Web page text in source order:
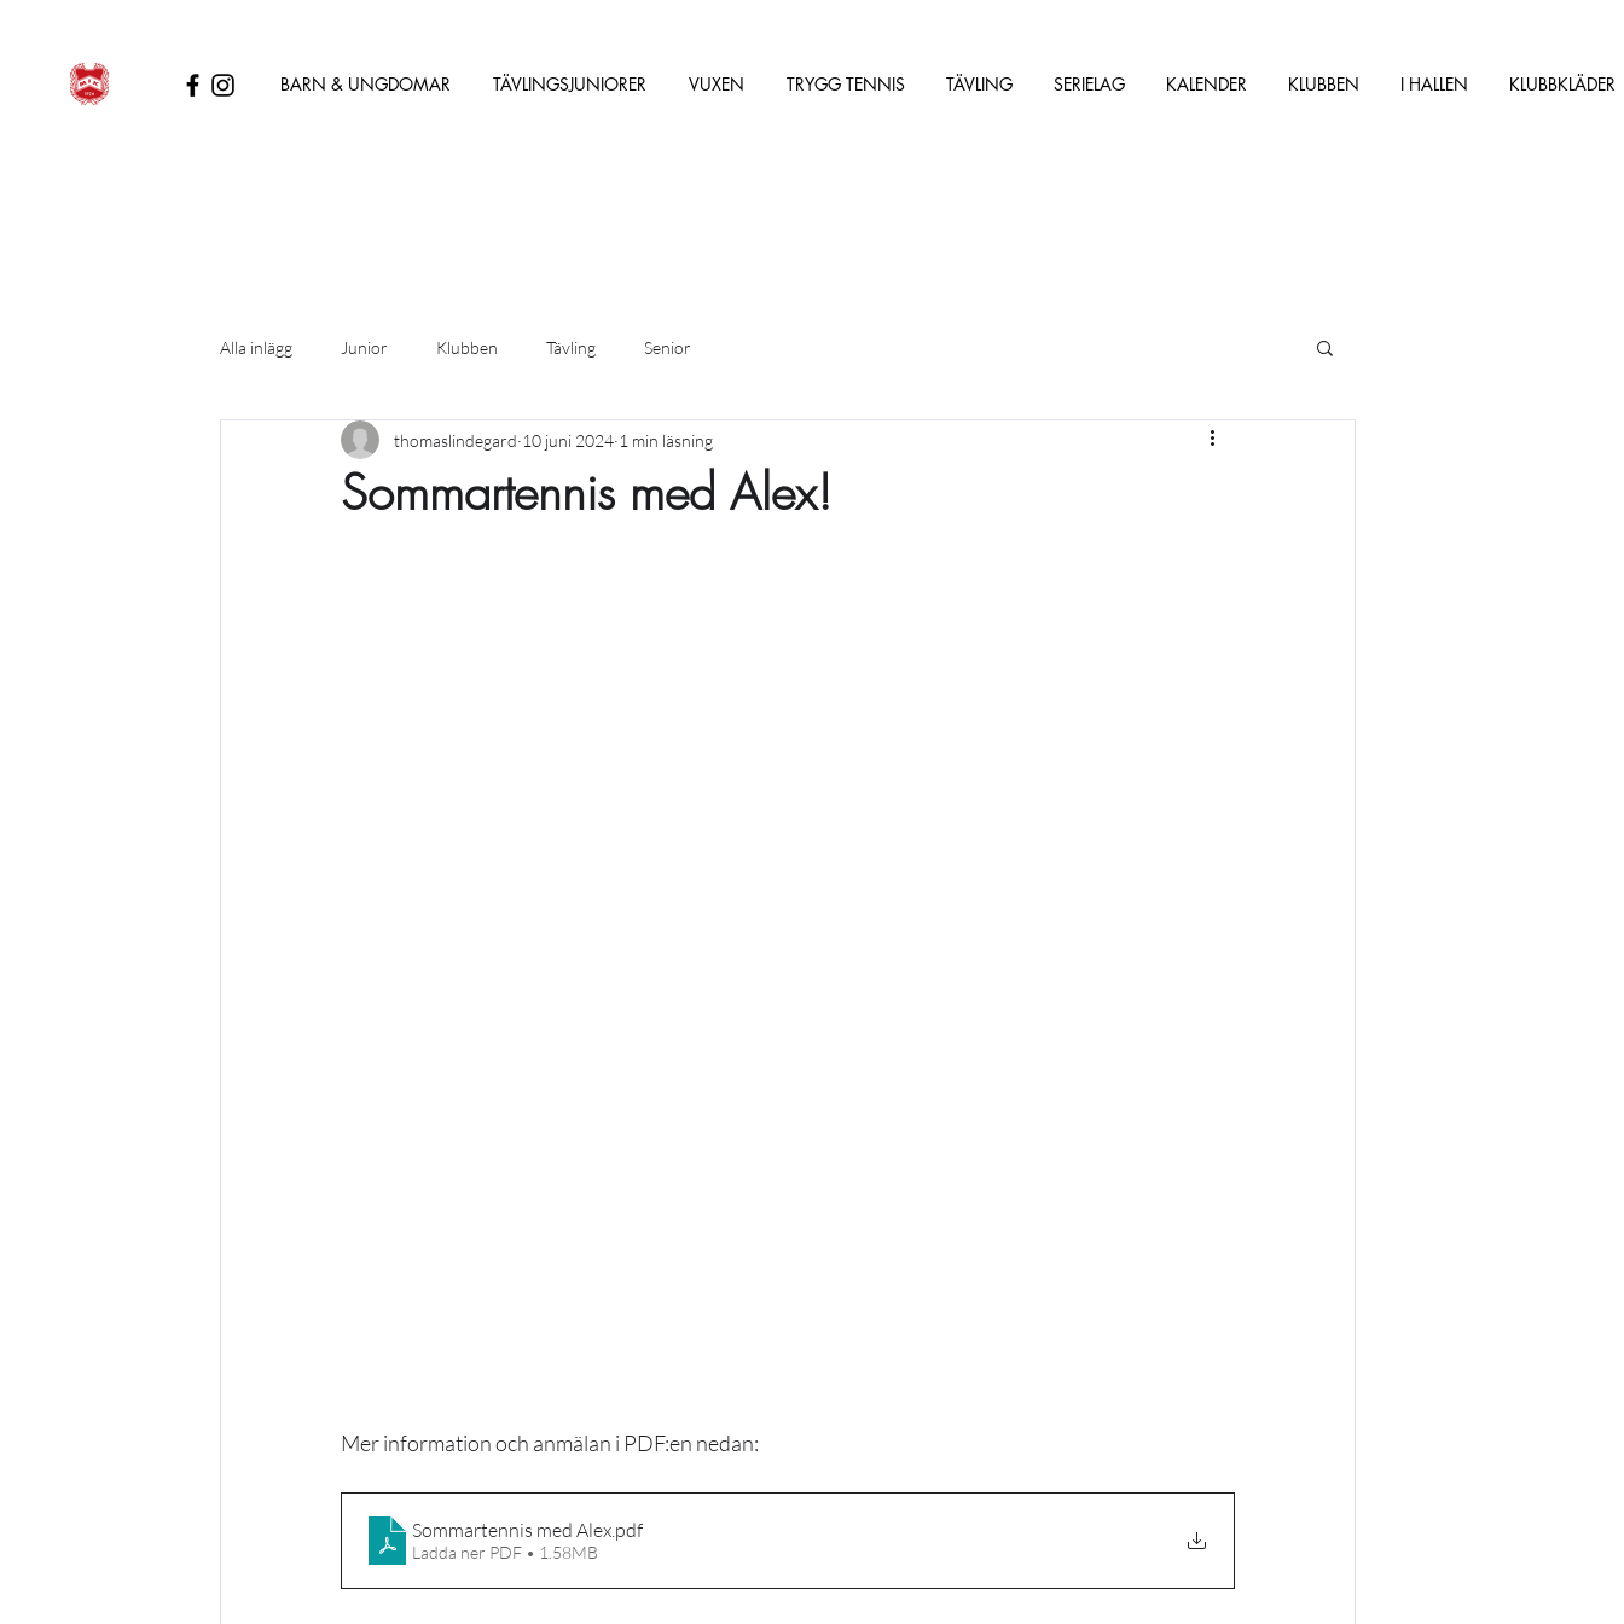
BARN & UNGDOMAR TÄVLINGSJUNIORER VUXEN TRYGG TENNIS TÄVLING SERIELAG KALENDER KLUBBEN I HALLEN KLUBBKLÄDER
Alla inlägg Junior Klubben Tävling Senior
Sommartennis med Alex!
thomaslindegard 10 juni 2024 1 min läsning
Mer information och anmälan i PDF:en nedan:
Sommartennis med Alex .pdf
Ladda ner PDF • 1.58MB